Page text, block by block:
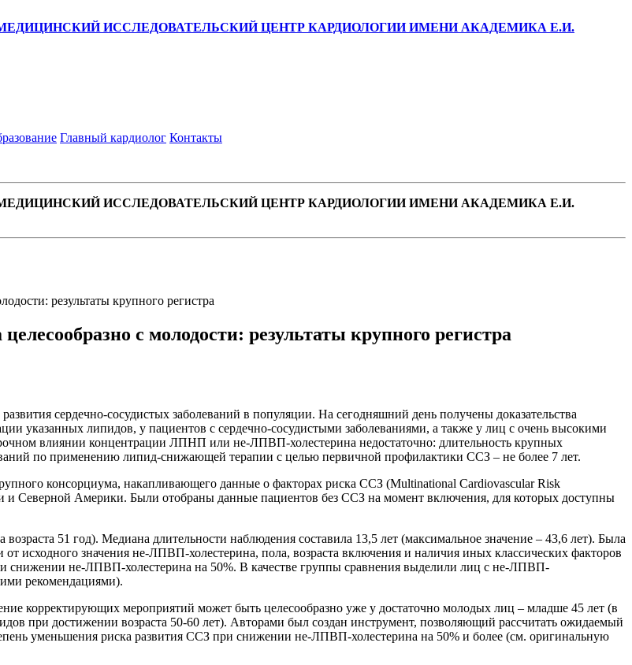
ИССЛЕДОВАТЕЛЬСКИЙ ЦЕНТР КАРДИОЛОГИИ ИМЕНИ АКАДЕМИКА Е.И.
Главный кардиолог Контакты
ИССЛЕДОВАТЕЛЬСКИЙ ЦЕНТР КАРДИОЛОГИИ ИМЕНИ АКАДЕМИКА Е.И.
результаты крупного регистра
с молодости: результаты крупного регистра
сердечно-сосудистых заболеваний в популяции. На сегодняшний день получены доказательства
указанных липидов, у пациентов с сердечно-сосудистыми заболеваниями, а также у лиц с очень высокими
влиянии концентрации ЛПНП или не-ЛПВП-холестерина недостаточно: длительность крупных
по применению липид-снижающей терапии с целью первичной профилактики ССЗ – не более 7 лет.
консорциума, накапливающего данные о факторах риска ССЗ (Multinational Cardiovascular Risk
и Северной Америки. Были отобраны данные пациентов без ССЗ на момент включения, для которых доступны
51 год). Медиана длительности наблюдения составила 13,5 лет (максимальное значение – 43,6 лет). Была
исходного значения не-ЛПВП-холестерина, пола, возраста включения и наличия иных классических факторов
снижении не-ЛПВП-холестерина на 50%. В качестве группы сравнения выделили лиц с не-ЛПВП-
рекомендациями).
корректирующих мероприятий может быть целесообразно уже у достаточно молодых лиц – младше 45 лет (в
при достижении возраста 50-60 лет). Авторами был создан инструмент, позволяющий рассчитать ожидаемый
уменьшения риска развития ССЗ при снижении не-ЛПВП-холестерина на 50% и более (см. оригинальную